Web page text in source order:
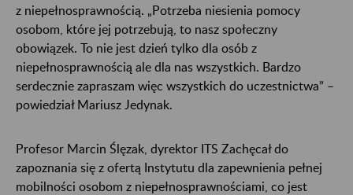
z niepełnosprawnością. „Potrzeba niesienia pomocy
osobom, które jej potrzebują, to nasz społeczny
obowiązek. To nie jest dzień tylko dla osób z
niepełnosprawnością ale dla nas wszystkich. Bardzo
serdecznie zapraszam więc wszystkich do uczestnictwa” –
powiedział Mariusz Jedynak.
Profesor Marcin Ślęzak, dyrektor ITS Zachęcał do
zapoznania się z ofertą Instytutu dla zapewnienia pełnej
mobilności osobom z niepełnosprawnościami, co jest